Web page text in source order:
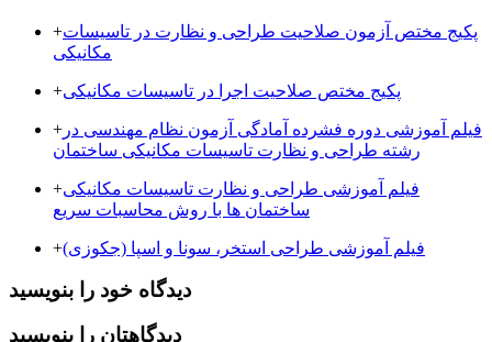
+پکیج مختص آزمون صلاحیت طراحی و نظارت در تاسیسات
مکانیکی
+پکیج مختص صلاحیت اجرا در تاسیسات مکانیکی
+ فیلم آموزشی دوره فشرده آمادگی آزمون نظام مهندسی در
رشته طراحی و نظارت تاسیسات مکانیکی ساختمان
+فیلم آموزشی طراحی و نظارت تاسیسات مکانیکی
ساختمان ها با روش محاسبات سریع
+فیلم آموزشی طراحی استخر، سونا و اسپا (جکوزی)
دیدگاه خود را بنویسید
دیدگاهتان را بنویسید